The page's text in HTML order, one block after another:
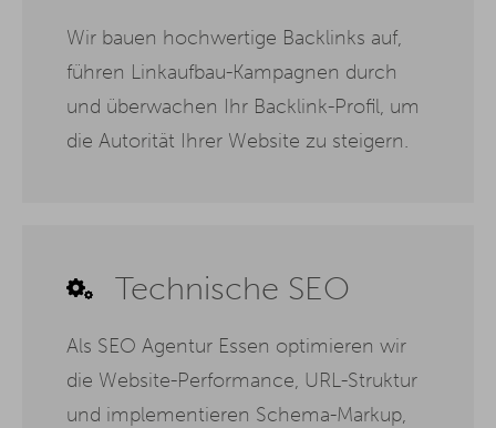
Wir bauen hochwertige Backlinks auf,
führen Linkaufbau-Kampagnen durch
und überwachen Ihr Backlink-Profil, um
die Autorität Ihrer Website zu steigern.
Technische SEO
Als SEO Agentur Essen optimieren wir
die Website-Performance, URL-Struktur
und implementieren Schema-Markup,